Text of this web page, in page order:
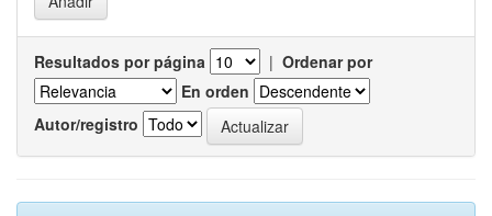
Resultados por página | Ordenar por
En orden
Autor/registro